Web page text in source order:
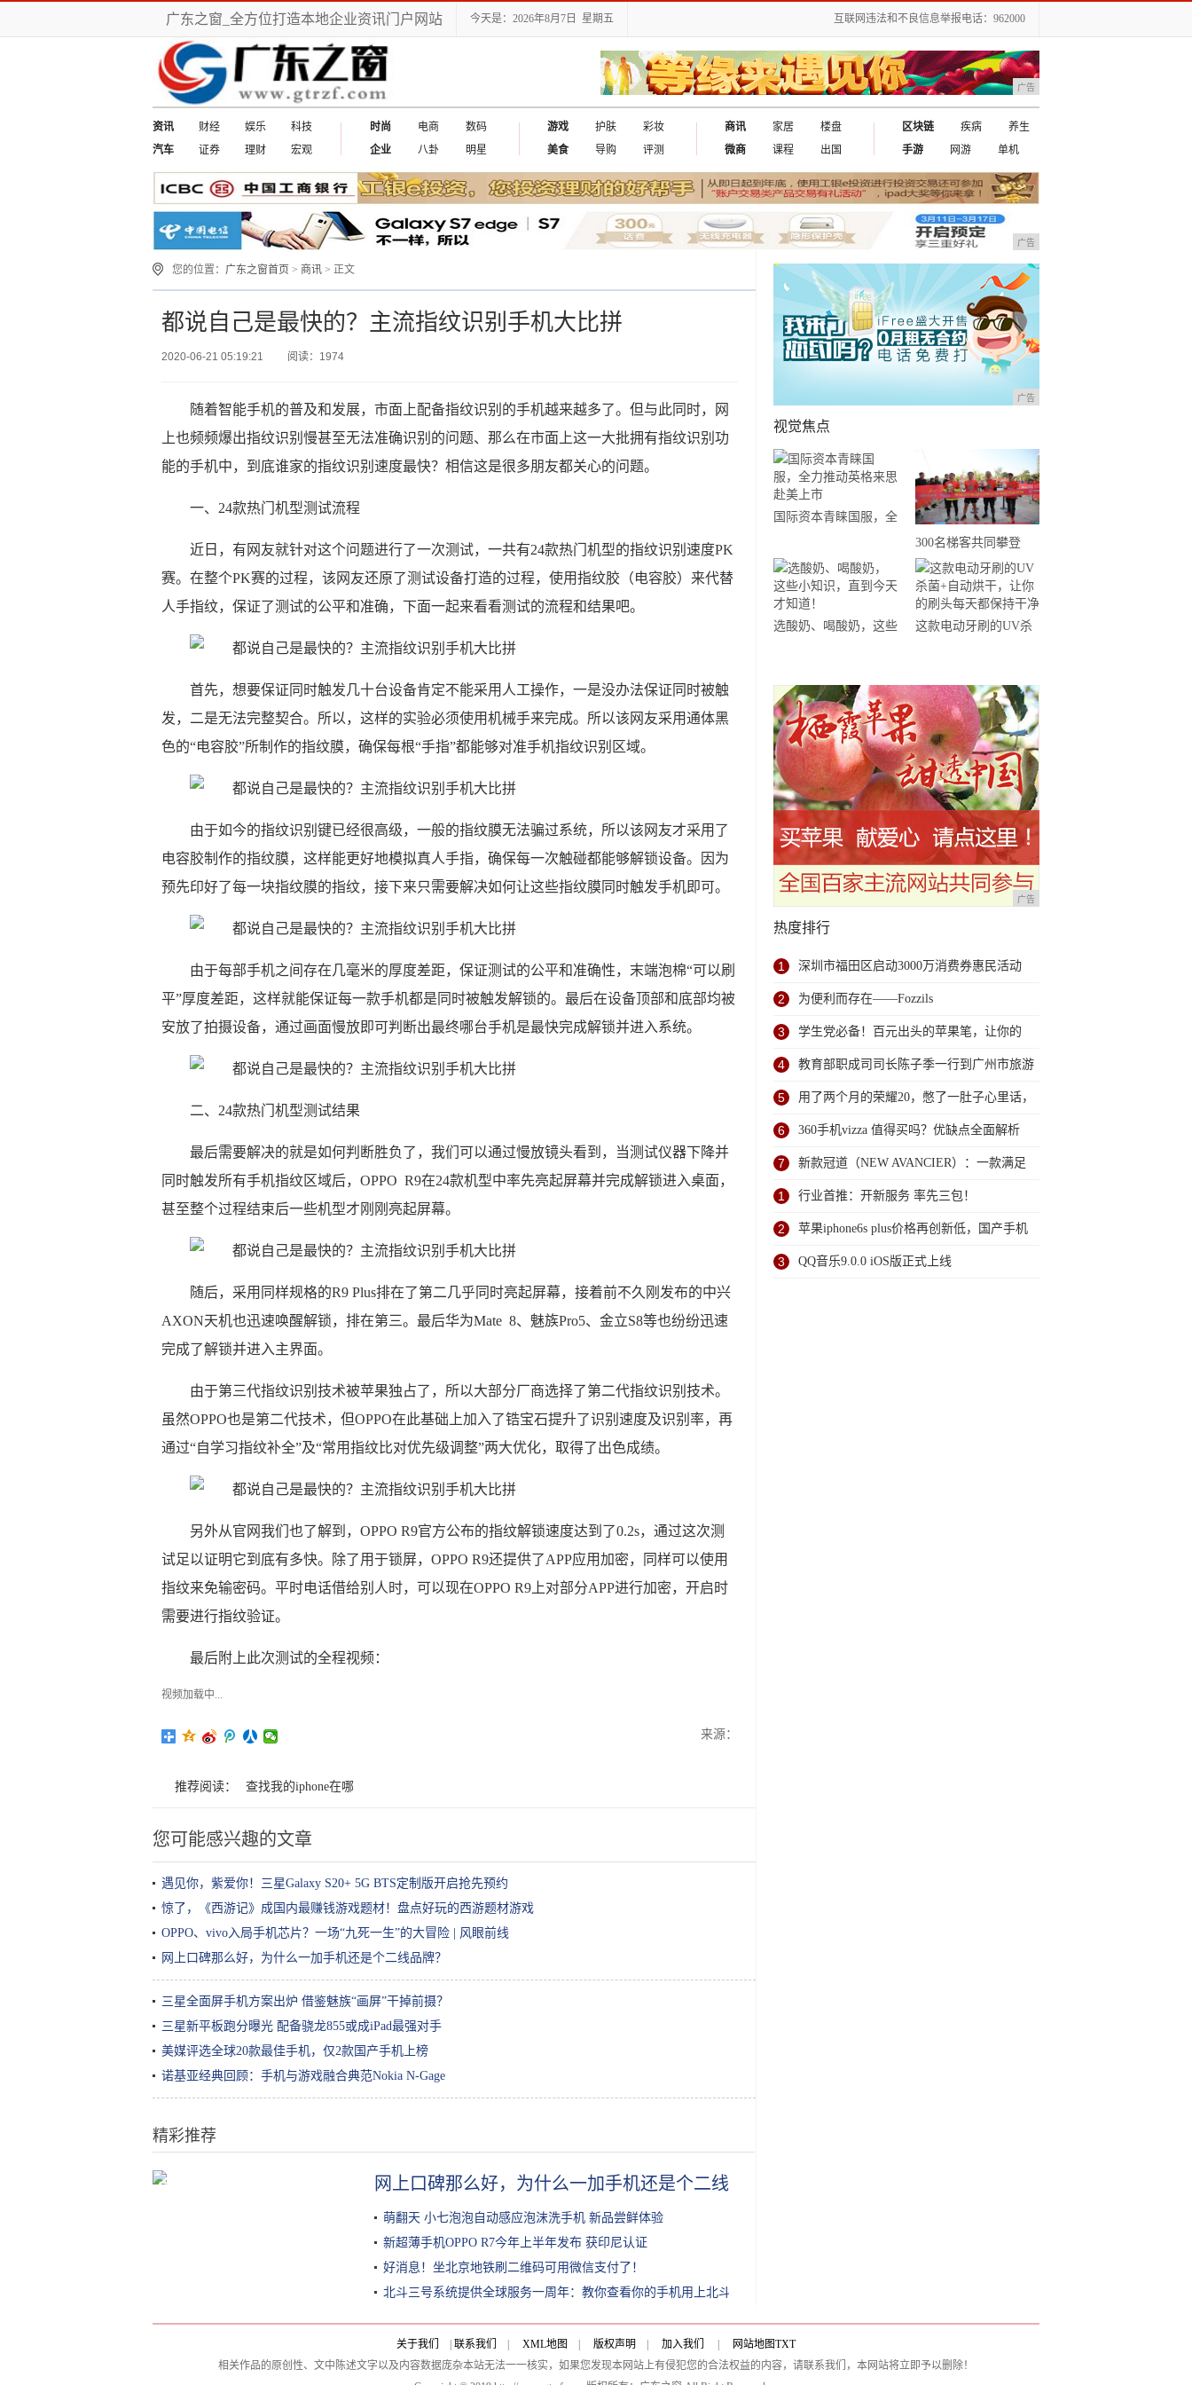
广东之窗_全方位打造本地企业资讯门户网站 今天是：2026年8月7日 星期五 互联网违法和不良信息举报电话：962000
广告
资讯 财经 娱乐
科技
汽车
证券 理财 宏观
时尚 电商
数码
企业
八卦 明星
游戏 护肤
彩妆
美食
导购 评测
商讯 家居
楼盘
微商
课程 出国
区块链 疾病
养生
手游
网游 单机
广告
您的位置： 广东之窗首页 > 商讯 > 正文
都说自己是最快的？主流指纹识别手机大比拼
2020-06-21 05:19:21 阅读：1974
随着智能手机的普及和发展，市面上配备指纹识别的手机越来越多了。但与此同时，网
上也频频爆出指纹识别慢甚至无法准确识别的问题、那么在市面上这一大批拥有指纹识别功
能的手机中，到底谁家的指纹识别速度最快？相信这是很多朋友都关心的问题。
一、24款热门机型测试流程
近日，有网友就针对这个问题进行了一次测试，一共有24款热门机型的指纹识别速度PK
赛。在整个PK赛的过程，该网友还原了测试设备打造的过程，使用指纹胶（电容胶）来代替
人手指纹，保证了测试的公平和准确，下面一起来看看测试的流程和结果吧。
首先，想要保证同时触发几十台设备肯定不能采用人工操作，一是没办法保证同时被触
发，二是无法完整契合。所以，这样的实验必须使用机械手来完成。所以该网友采用通体黑
色的“电容胶”所制作的指纹膜，确保每根“手指”都能够对准手机指纹识别区域。
由于如今的指纹识别键已经很高级，一般的指纹膜无法骗过系统，所以该网友才采用了
电容胶制作的指纹膜，这样能更好地模拟真人手指，确保每一次触碰都能够解锁设备。因为
预先印好了每一块指纹膜的指纹，接下来只需要解决如何让这些指纹膜同时触发手机即可。
由于每部手机之间存在几毫米的厚度差距，保证测试的公平和准确性，末端泡棉“可以刷
平”厚度差距，这样就能保证每一款手机都是同时被触发解锁的。最后在设备顶部和底部均被
安放了拍摄设备，通过画面慢放即可判断出最终哪台手机是最快完成解锁并进入系统。
二、24款热门机型测试结果
最后需要解决的就是如何判断胜负了，我们可以通过慢放镜头看到，当测试仪器下降并
同时触发所有手机指纹区域后，OPPO R9在24款机型中率先亮起屏幕并完成解锁进入桌面，
甚至整个过程结束后一些机型才刚刚亮起屏幕。
随后，采用同样规格的R9 Plus排在了第二几乎同时亮起屏幕，接着前不久刚发布的中兴
AXON天机也迅速唤醒解锁，排在第三。最后华为Mate 8、魅族Pro5、金立S8等也纷纷迅速
完成了解锁并进入主界面。
由于第三代指纹识别技术被苹果独占了，所以大部分厂商选择了第二代指纹识别技术。
虽然OPPO也是第二代技术，但OPPO在此基础上加入了锆宝石提升了识别速度及识别率，再
通过“自学习指纹补全”及“常用指纹比对优先级调整”两大优化，取得了出色成绩。
另外从官网我们也了解到，OPPO R9官方公布的指纹解锁速度达到了0.2s，通过这次测
试足以证明它到底有多快。除了用于锁屏，OPPO R9还提供了APP应用加密，同样可以使用
指纹来免输密码。平时电话借给别人时，可以现在OPPO R9上对部分APP进行加密，开启时
需要进行指纹验证。
最后附上此次测试的全程视频：
视频加载中...
来源：
推荐阅读： 查找我的iphone在哪
您可能感兴趣的文章
遇见你，紫爱你！三星Galaxy S20+ 5G BTS定制版开启抢先预约
惊了，《西游记》成国内最赚钱游戏题材！盘点好玩的西游题材游戏
OPPO、vivo入局手机芯片？一场“九死一生”的大冒险 | 风眼前线
网上口碑那么好，为什么一加手机还是个二线品牌？
三星全面屏手机方案出炉 借鉴魅族“画屏”干掉前摄？
三星新平板跑分曝光 配备骁龙855或成iPad最强对手
美媒评选全球20款最佳手机，仅2款国产手机上榜
诺基亚经典回顾：手机与游戏融合典范Nokia N-Gage
精彩推荐
续航不再是短板，20万上下合资品
网上口碑那么好，为什么一加手机还是个二线品牌？
萌翻天 小七泡泡自动感应泡沫洗手机 新品尝鲜体验
新超薄手机OPPO R7今年上半年发布 获印尼认证
好消息！坐北京地铁刷二维码可用微信支付了！
北斗三号系统提供全球服务一周年：教你查看你的手机用上北斗了吗
广告
视觉焦点
国际资本青睐国服，全
市
300名梯客共同攀登
2019国际垂直马拉松超
级精英赛顺德海骏达中
心站欢乐开跑
选酸奶、喝酸奶，这些
这款电动牙刷的UV杀
广告
热度排行
1 深圳市福田区启动3000万消费券惠民活动
2 为便利而存在——Fozzils
3 学生党必备！百元出头的苹果笔，让你的
iPad成为学习神器
4 教育部职成司司长陈子季一行到广州市旅游
商务职业学校考察调研
5 用了两个月的荣耀20，憋了一肚子心里话，
今天终于一吐为快
6 360手机vizza 值得买吗？优缺点全面解析
7 新款冠道（NEW AVANCIER）：一款满足
任何苛刻要求的SUV
1 行业首推：开新服务 率先三包！
2 苹果iphone6s plus价格再创新低，国产手机
首当其冲！
3 QQ音乐9.0.0 iOS版正式上线
关于我们 联系我们 XML地图 版权声明 加入我们 网站地图TXT
相关作品的原创性、文中陈述文字以及内容数据庞杂本站无法一一核实，如果您发现本网站上有侵犯您的合法权益的内容，请联系我们，本网站将立即予以删除！